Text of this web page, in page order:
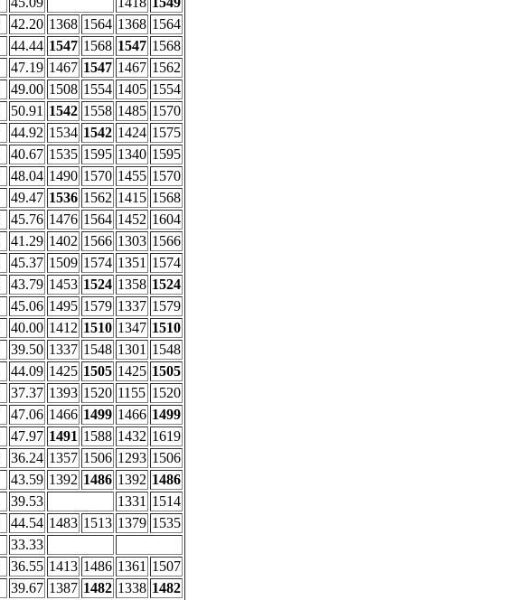
42.20 1368 1564 1368 1564
44.44 1547 1568 1547 1568
47.19 1467 1547 1467 1562
49.00 1508 1554 1405 1554
50.91 1542 1558 1485 1570
44.92 1534 1542 1424 1575
40.67 1535 1595 1340 1595
48.04 1490 1570 1455 1570
49.47 1536 1562 1415 1568
45.76 1476 1564 1452 1604
41.29 1402 1566 1303 1566
45.37 1509 1574 1351 1574
43.79 1453 1524 1358 1524
45.06 1495 1579 1337 1579
40.00 1412 1510 1347 1510
39.50 1337 1548 1301 1548
44.09 1425 1505 1425 1505
37.37 1393 1520 1155 1520
47.06 1466 1499 1466 1499
47.97 1491 1588 1432 1619
36.24 1357 1506 1293 1506
43.59 1392 1486 1392 1486
39.53 1331 1514
44.54 1483 1513 1379 1535
33.33
36.55 1413 1486 1361 1507
39.67 1387 1482 1338 1482